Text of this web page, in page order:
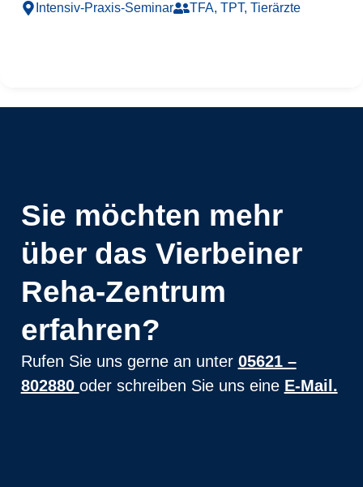
Intensiv-Praxis-Seminar TFA, TPT, Tierärzte
Sie möchten mehr
über das Vierbeiner
Reha-Zentrum
erfahren?
Rufen Sie uns gerne an unter 05621 –
802880 oder schreiben Sie uns eine E-Mail.